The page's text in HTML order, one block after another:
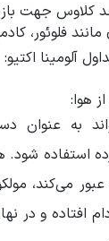
کلاوس جهت
فلوئور،
آلومینا اکتیو:
هوا:
به عنوان
استفاده
می‌کند،
افتاده و در